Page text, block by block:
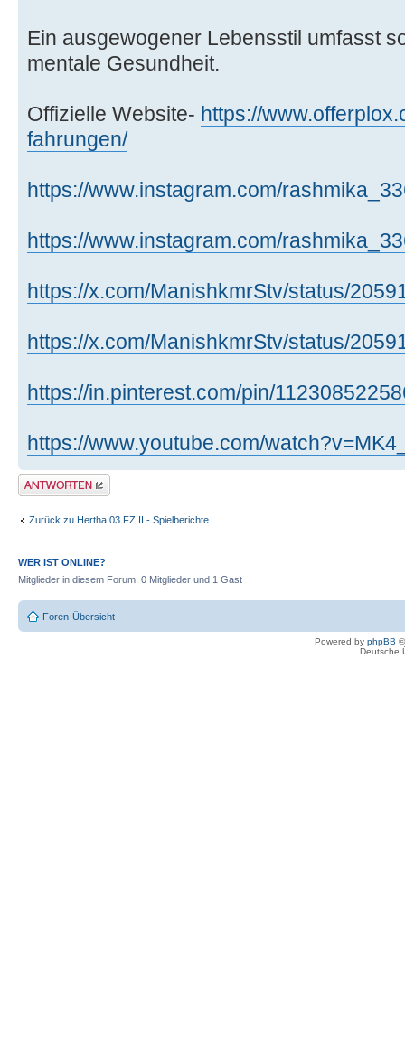
Ein ausgewogener Lebensstil umfasst
mentale Gesundheit.
Offizielle Website- https://
fahrungen/
https://www.instagram.com/
https://www.instagram.com/
https://x.com/ManishkmrStv/status/
https://x.com/ManishkmrStv/status/
https://in.pinterest.com/pin/
https://www.youtube.com/
Antwort erstellen
Zurück zu Hertha 03 FZ II - Spielberichte
WER IST ONLINE?
Mitglieder in diesem Forum: 0 Mitglieder und 1 Gast
Foren-Übersicht
Powered by phpBB
Deutsche